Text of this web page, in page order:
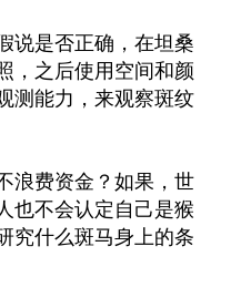
说是否正确，在坦桑
，之后使用空间和颜
测能力，来观察斑纹
浪费资金？如果，世
也不会认定自己是猴
究什么斑马身上的条